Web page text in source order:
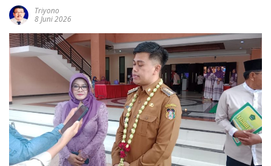
Triyono
8 Juni 2026